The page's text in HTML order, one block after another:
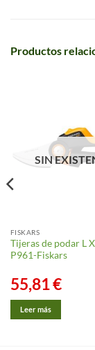
Productos
SIN
FISKARS
Tijeras de podar L
P961-Fiskars
55,81€
Leer más